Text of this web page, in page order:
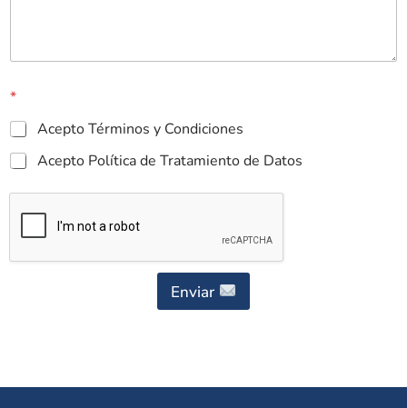
*
Acepto Términos y Condiciones
Acepto Política de Tratamiento de Datos
Enviar